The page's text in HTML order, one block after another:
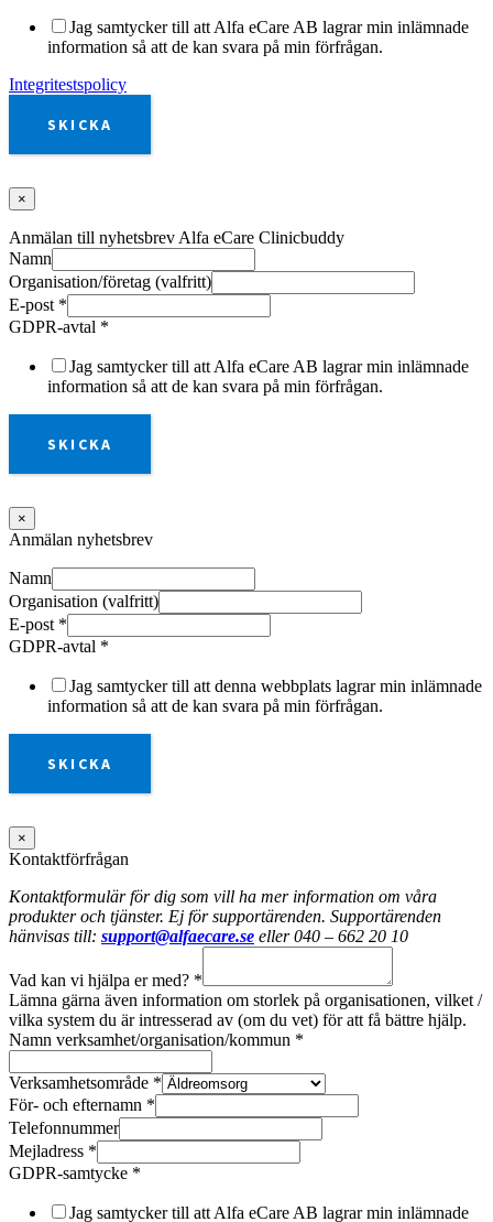
Jag samtycker till att Alfa eCare AB lagrar min inlämnade
information så att de kan svara på min förfrågan.
Integritestspolicy
SKICKA
×
Anmälan till nyhetsbrev Alfa eCare Clinicbuddy
Namn
Organisation/företag (valfritt)
E-post *
GDPR-avtal *
Jag samtycker till att Alfa eCare AB lagrar min inlämnade
information så att de kan svara på min förfrågan.
SKICKA
×
Anmälan nyhetsbrev
Namn
Organisation (valfritt)
E-post *
GDPR-avtal *
Jag samtycker till att denna webbplats lagrar min inlämnade
information så att de kan svara på min förfrågan.
SKICKA
×
Kontaktförfrågan
Kontaktformulär för dig som vill ha mer information om våra
produkter och tjänster. Ej för supportärenden. Supportärenden
hänvisas till: support@alfaecare.se eller 040 – 662 20 10
Vad kan vi hjälpa er med? *
Lämna gärna även information om storlek på organisationen, vilket /
vilka system du är intresserad av (om du vet) för att få bättre hjälp.
Namn verksamhet/organisation/kommun *
Verksamhetsområde *
För- och efternamn *
Telefonnummer
Mejladress *
GDPR-samtycke *
Jag samtycker till att Alfa eCare AB lagrar min inlämnade